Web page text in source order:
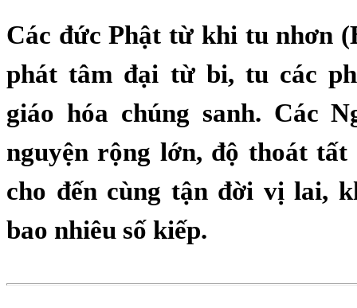
Các đức Phật từ khi tu nhơn
phát tâm đại từ bi, tu các
giáo hóa chúng sanh. Các
nguyện rộng lớn, độ thoát tất
cho đến cùng tận đời vị lai,
bao nhiêu số kiếp.